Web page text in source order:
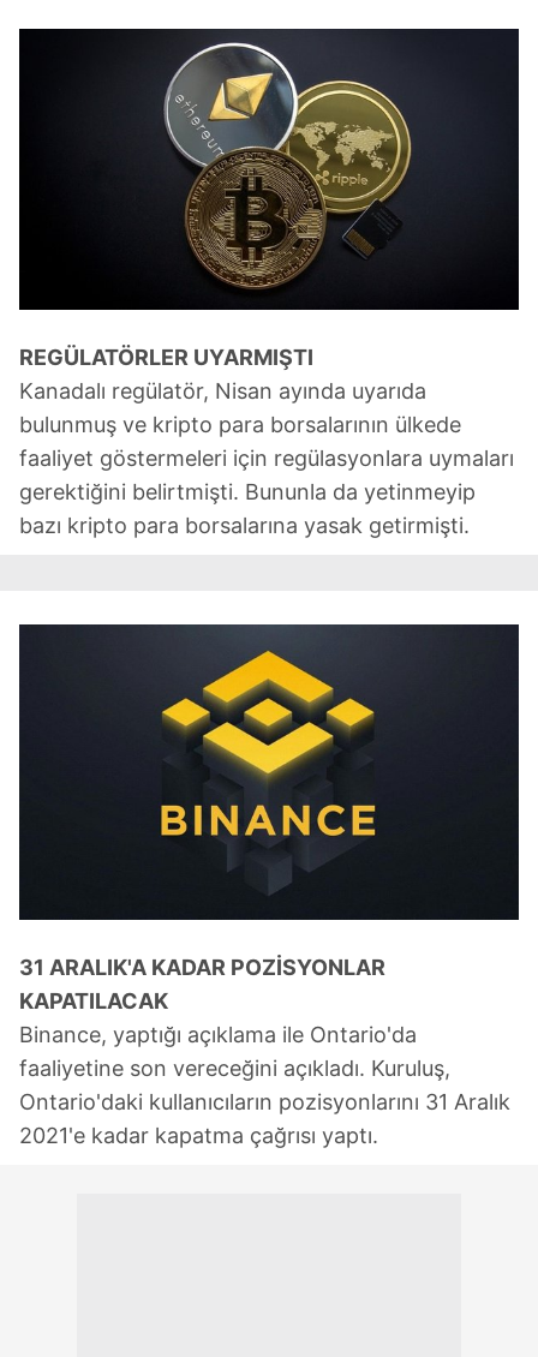
REGÜLATÖRLER UYARMIŞTI
Kanadalı regülatör, Nisan ayında uyarıda
bulunmuş ve kripto para borsalarının ülkede
faaliyet göstermeleri için regülasyonlara uymaları
gerektiğini belirtmişti. Bununla da yetinmeyip
bazı kripto para borsalarına yasak getirmişti.
31 ARALIK'A KADAR POZİSYONLAR
KAPATILACAK
Binance, yaptığı açıklama ile Ontario'da
faaliyetine son vereceğini açıkladı. Kuruluş,
Ontario'daki kullanıcıların pozisyonlarını 31 Aralık
2021'e kadar kapatma çağrısı yaptı.